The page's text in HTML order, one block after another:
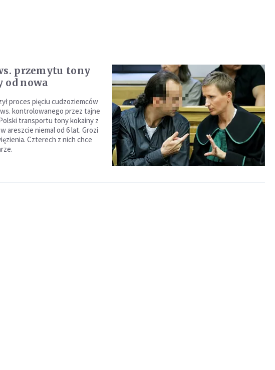
przemytu tony
nowa
proces pięciu cudzoziemców
kontrolowanego przez tajne
transportu tony kokainy z
w areszcie niemal od 6 lat. Grozi
Czterech z nich chce